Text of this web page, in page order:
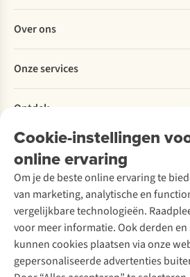
Cookie-instellingen
online ervaring
Om je de beste online ervaring te
van marketing, analytische en
vergelijkbare technologieën.
voor meer informatie. Ook derden
kunnen cookies plaatsen via onze
gepersonaliseerde advertenties
Bestellen
Betalen
Levering
Retourneren
Bestelling herroepen
Garantie
Contact
Over ons
Explore More
Verantwoord ondernemen
Over Ayacucho
Onze winkels
Over A.S.Adventure
Toegankelijkheidsverklaring
Onze services
Ski-onderhoud
Wasservice
Schoenonderhoud
Schoenherstelling
Kledingherstelling
Retouches
Voor bedrijven
Ontdek
A.S.Magazine
Podcast
Explore Academy
Explore Camp
Gear Check
Inspiratie & advies
Meld je aan voor de nieuwsbrief
Follow us